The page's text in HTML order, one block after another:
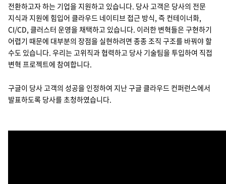
전환하고자 하는 기업을 지원하고 있습니다. 당사 고객은 당사의 전문
지식과 지원에 힘입어 클라우드 네이티브 접근 방식, 즉 컨테이너화,
CI/CD, 클러스터 운영을 채택하고 있습니다. 이러한 변혁들은 구현하기
어렵기 때문에 대부분의 장점을 실현하려면 종종 조직 구조를 바꿔야 할
수도 있습니다. 우리는 고위직과 협력하고 당사 기술팀을 투입하여 직접
변혁 프로젝트에 참여합니다.
구글이 당사 고객의 성공을 인정하여 지난 구글 클라우드 컨퍼런스에서
발표하도록 당사를 초청하였습니다.